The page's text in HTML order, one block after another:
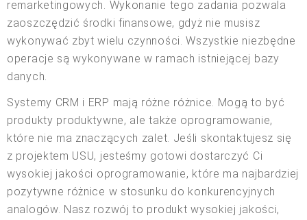
remarketingowych. Wykonanie tego zadania pozwala
zaoszczędzić środki finansowe, gdyż nie musisz
wykonywać zbyt wielu czynności. Wszystkie niezbędne
operacje są wykonywane w ramach istniejącej bazy
danych.
Systemy CRM i ERP mają różne różnice. Mogą to być
produkty produktywne, ale także oprogramowanie,
które nie ma znaczących zalet. Jeśli skontaktujesz się
z projektem USU, jesteśmy gotowi dostarczyć Ci
wysokiej jakości oprogramowanie, które ma najbardziej
pozytywne różnice w stosunku do konkurencyjnych
analogów. Nasz rozwój to produkt wysokiej jakości,